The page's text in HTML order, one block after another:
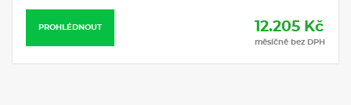
PROHLÉDNOUT 12.205 Kč
měsíčně bez DPH